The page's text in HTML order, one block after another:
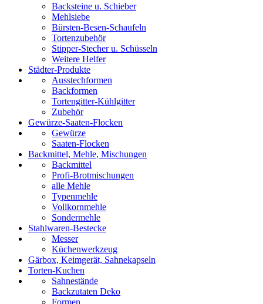
Backsteine u. Schieber
Mehlsiebe
Bürsten-Besen-Schaufeln
Tortenzubehör
Stipper-Stecher u. Schüsseln
Weitere Helfer
Städter-Produkte
Ausstechformen
Backformen
Tortengitter-Kühlgitter
Zubehör
Gewürze-Saaten-Flocken
Gewürze
Saaten-Flocken
Backmittel, Mehle, Mischungen
Backmittel
Profi-Brotmischungen
alle Mehle
Typenmehle
Vollkornmehle
Sondermehle
Stahlwaren-Bestecke
Messer
Küchenwerkzeug
Gärbox, Keimgerät, Sahnekapseln
Torten-Kuchen
Sahnestände
Backzutaten Deko